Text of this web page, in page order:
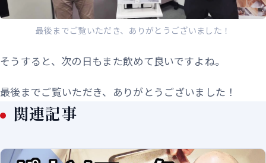
最後までご覧いただき、ありがとうございました！
そうすると、次の日もまた飲めて良いですよね。
最後までご覧いただき、ありがとうございました！
関連記事